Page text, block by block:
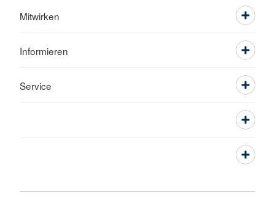
Mitwirken
Informieren
Service